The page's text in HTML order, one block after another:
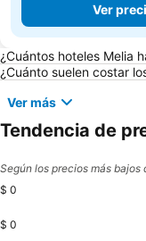
Ver
Preguntas
¿Cuántos hoteles Melia
¿Cuánto suelen costar
Ver más
Tendencia de
Según los precios más
$ 0
$ 0